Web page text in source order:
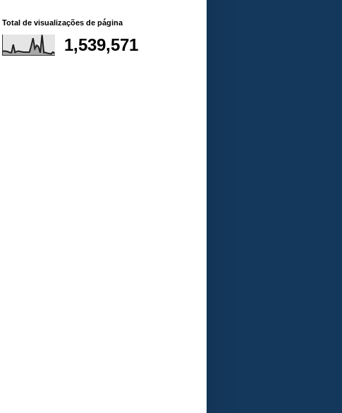
Total de visualizações de página
1,539,571